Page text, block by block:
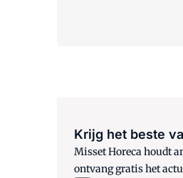
Krijg het beste
Misset Horeca houdt
ontvang gratis het